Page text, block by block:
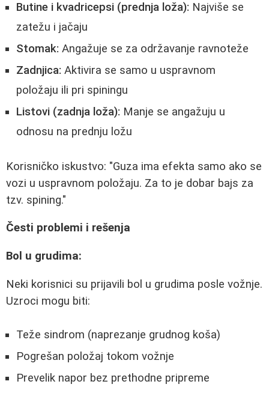
Butine i kvadricepsi (prednja loža): Najviše se
zatežu i jačaju
Stomak: Angažuje se za održavanje ravnoteže
Zadnjica: Aktivira se samo u uspravnom
položaju ili pri spiningu
Listovi (zadnja loža): Manje se angažuju u
odnosu na prednju ložu
Korisničko iskustvo: "Guza ima efekta samo ako se
vozi u uspravnom položaju. Za to je dobar bajs za
tzv. spining."
Česti problemi i rešenja
Bol u grudima:
Neki korisnici su prijavili bol u grudima posle vožnje.
Uzroci mogu biti:
Teže sindrom (naprezanje grudnog koša)
Pogrešan položaj tokom vožnje
Prevelik napor bez prethodne pripreme